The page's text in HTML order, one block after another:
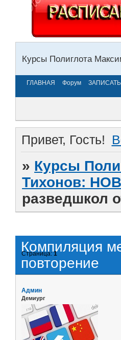
Курсы Полиглота
ГЛАВНАЯ Форум
Привет, Гость!
» Курсы
Тихонов:
разведшкол
Компиляция
повторение
Страница:1
Админ
Демиург